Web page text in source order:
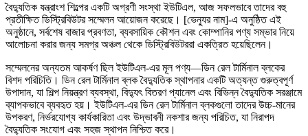
বৈদ্যুতিক যন্ত্রাংশ শিল্পের একটি অগ্রণী সংস্থা ইউটিএল, আজ সফলভাবে তাদের বহু
প্রতীক্ষিত ডিস্ট্রিবিউটর সম্মেলন আয়োজন করেছে। [ভেন্যুর নাম]-এ অনুষ্ঠিত এই
অনুষ্ঠানে, সর্বশেষ বাজার প্রবণতা, ব্যবসায়িক কৌশল এবং কোম্পানির পণ্য সম্ভার নিয়ে
আলোচনা করার জন্য সমগ্র অঞ্চল থেকে ডিস্ট্রিবিউটররা একত্রিত হয়েছিলেন।
সম্মেলনের অন্যতম আকর্ষণ ছিল ইউটিএল-এর মূল পণ্য—ডিন রেল টার্মিনাল ব্লকের
বিশদ পরিচিতি। ডিন রেল টার্মিনাল ব্লক বৈদ্যুতিক স্থাপনার একটি অত্যন্ত গুরুত্বপূর্ণ
উপাদান, যা শিল্প নিয়ন্ত্রণ ব্যবস্থা, বিদ্যুৎ বিতরণ প্যানেল এবং বিভিন্ন বৈদ্যুতিক সরঞ্জামে
ব্যাপকভাবে ব্যবহৃত হয়। ইউটিএল-এর ডিন রেল টার্মিনাল ব্লকগুলো তাদের উচ্চ-মানের
উপকরণ, নির্ভরযোগ্য কার্যকারিতা এবং উদ্ভাবনী নকশার জন্য পরিচিত, যা নিরাপদ
বৈদ্যুতিক সংযোগ এবং সহজ স্থাপন নিশ্চিত করে।